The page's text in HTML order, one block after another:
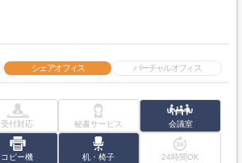
シェアオフィス バーチャルオフィス
受付対応 秘書サービス 会議室
コピー機 机・椅子 24時間OK